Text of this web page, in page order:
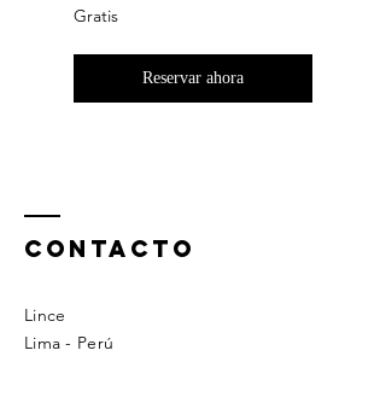
Gratis
Gratis
Reservar ahora
ContactO
Lince
Lima - Perú